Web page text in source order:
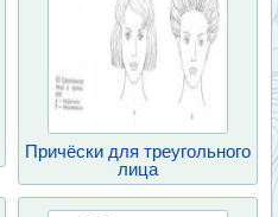
Причёски для треугольного
лица